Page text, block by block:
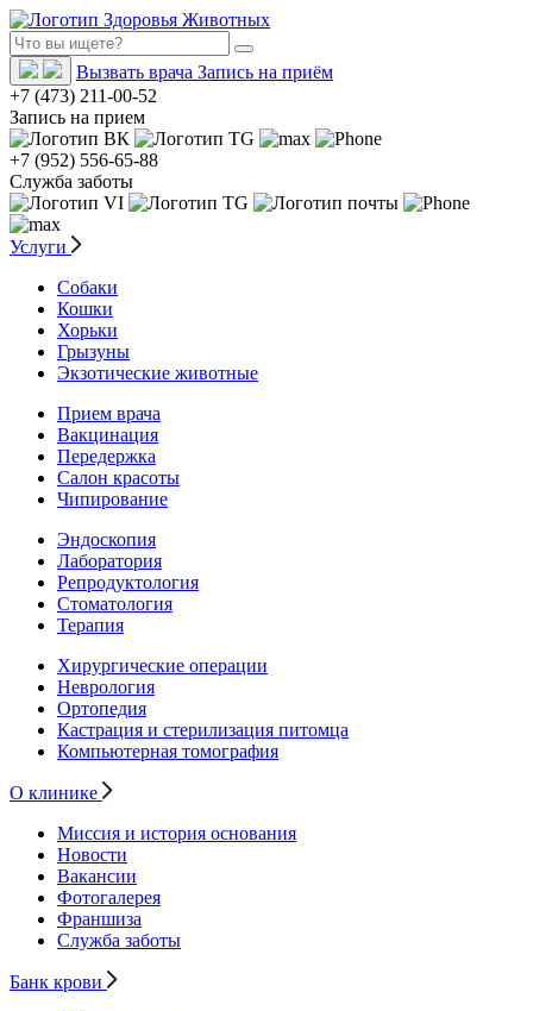
Вызвать врача Запись на приём
+7 (473) 211-00-52
Запись на прием
+7 (952) 556-65-88
Служба заботы
Услуги
Собаки
Кошки
Хорьки
Грызуны
Экзотические животные
Прием врача
Вакцинация
Передержка
Салон красоты
Чипирование
Эндоскопия
Лаборатория
Репродуктология
Стоматология
Терапия
Хирургические операции
Неврология
Ортопедия
Кастрация и стерилизация питомца
Компьютерная томография
О клинике
Миссия и история основания
Новости
Вакансии
Фотогалерея
Франшиза
Служба заботы
Банк крови